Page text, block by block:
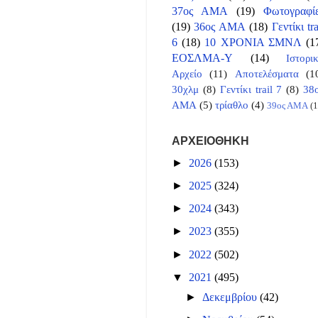
37ος ΑΜΑ
(19)
(19) 36ος ΑΜΑ (18) Γεντίκι
6 (18) 10 ΧΡΟΝΙΑ ΣΜΝΛ
ΕΟΣΛΜΑ-Υ
(14)
Αρχείο
(11) Αποτελέσματα
30χλμ (8) Γεντίκι trail 7 (8)
ΑΜΑ (5) τρίαθλο (4) 39ος ΑΜΑ
ΑΡΧΕΙΟΘΗΚΗ
► 2026 (153)
► 2025 (324)
► 2024 (343)
► 2023 (355)
► 2022 (502)
▼ 2021 (495)
► Δεκεμβρίου(42)